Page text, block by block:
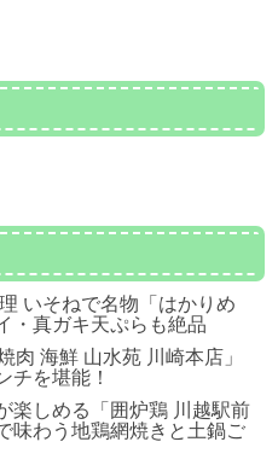
いそねで名物「はかりめ
・真ガキ天ぷらも絶品
肉 海鮮 山水苑 川崎本店」
チを堪能！
楽しめる「囲炉鶏 川越駅前
味わう地鶏網焼きと土鍋ご